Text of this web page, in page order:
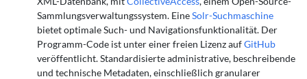
Sammlungsverwaltungssystem. EineSolr-Suchmaschine
bietet optimale Such- und Navigationsfunktionalität. Der
Programm-Code ist unter einer freien Lizenz aufGitHub
veröffentlicht. Standardisierte administrative, beschreibende
und technische Metadaten, einschließlich granularer